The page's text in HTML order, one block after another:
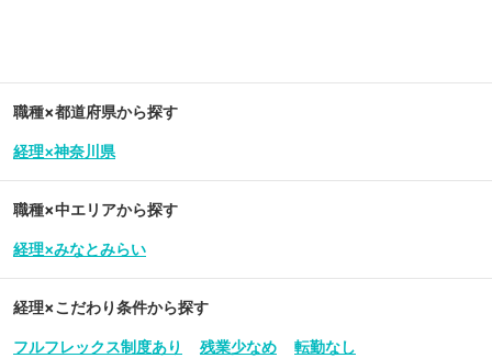
職種×都道府県から探す
経理×神奈川県
職種×中エリアから探す
経理×みなとみらい
経理×こだわり条件から探す
フルフレックス制度あり 残業少なめ
転勤なし